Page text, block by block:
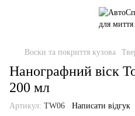
Воски та покриття кузова
Нанографний віск
200 мл
Артикул: TW06 Написати відгук